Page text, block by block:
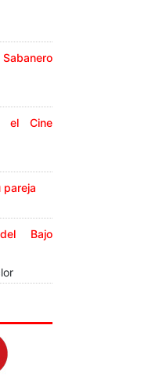
el Cine
pareja
Bajo